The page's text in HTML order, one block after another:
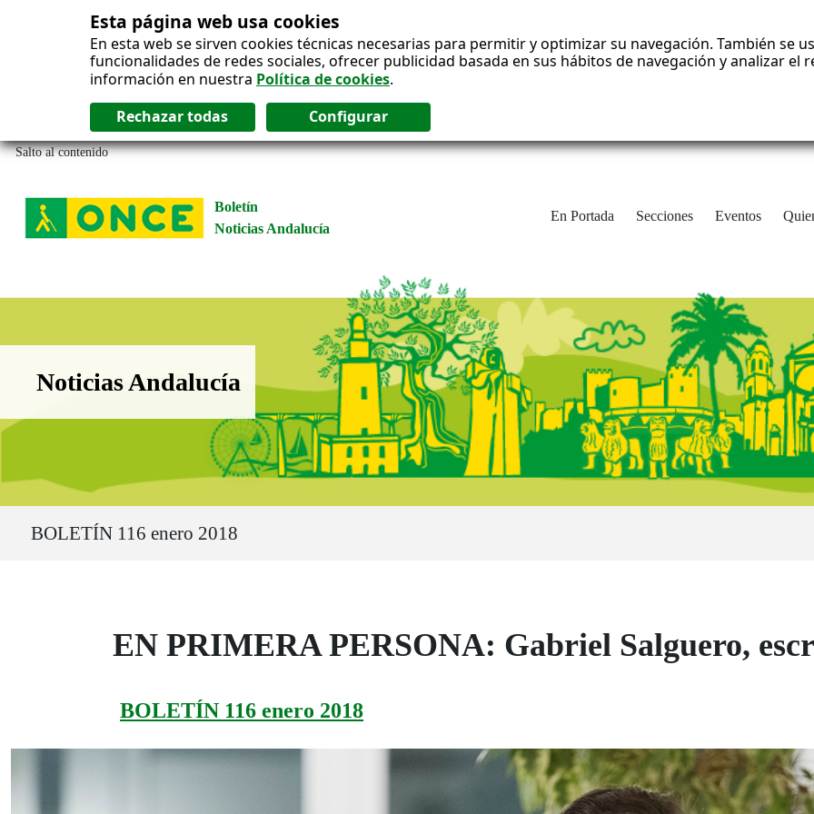
Esta página web usa cookies
En esta web se sirven cookies técnicas necesarias para permitir y optimizar su navegación. También se
funcionalidades de redes sociales, ofrecer publicidad basada en sus hábitos de navegación y analizar
información en nuestra Política de cookies.
Salto al contenido
Boletín
Noticias Andalucía
En Portada Secciones Eventos
Boletín Noticias Andalucía
Noticias Andalucía
BOLETÍN 116 enero 2018
EN PRIMERA PERSONA: Gabriel Salguero,
BOLETÍN 116 enero 2018